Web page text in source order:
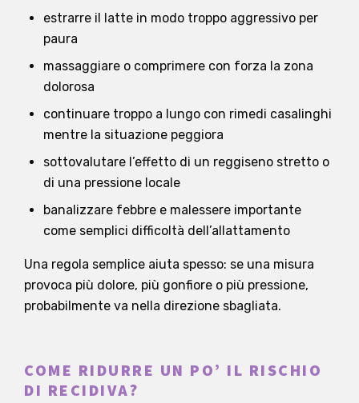
estrarre il latte in modo troppo aggressivo per
paura
massaggiare o comprimere con forza la zona
dolorosa
continuare troppo a lungo con rimedi casalinghi
mentre la situazione peggiora
sottovalutare l’effetto di un reggiseno stretto o
di una pressione locale
banalizzare febbre e malessere importante
come semplici difficoltà dell’allattamento
Una regola semplice aiuta spesso: se una misura
provoca più dolore, più gonfiore o più pressione,
probabilmente va nella direzione sbagliata.
COME RIDURRE UN PO’ IL RISCHIO
DI RECIDIVA?